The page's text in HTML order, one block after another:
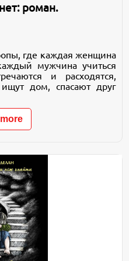
роман.
где каждая женщина
мужчина учиться
и расходятся,
дом, спасают друг